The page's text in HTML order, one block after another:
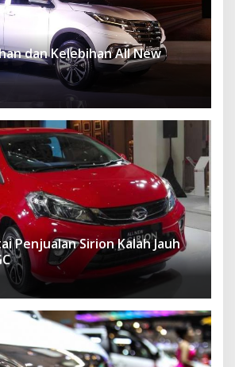
dan Kelebihan All New
Penjualan Sirion Kalah Jauh